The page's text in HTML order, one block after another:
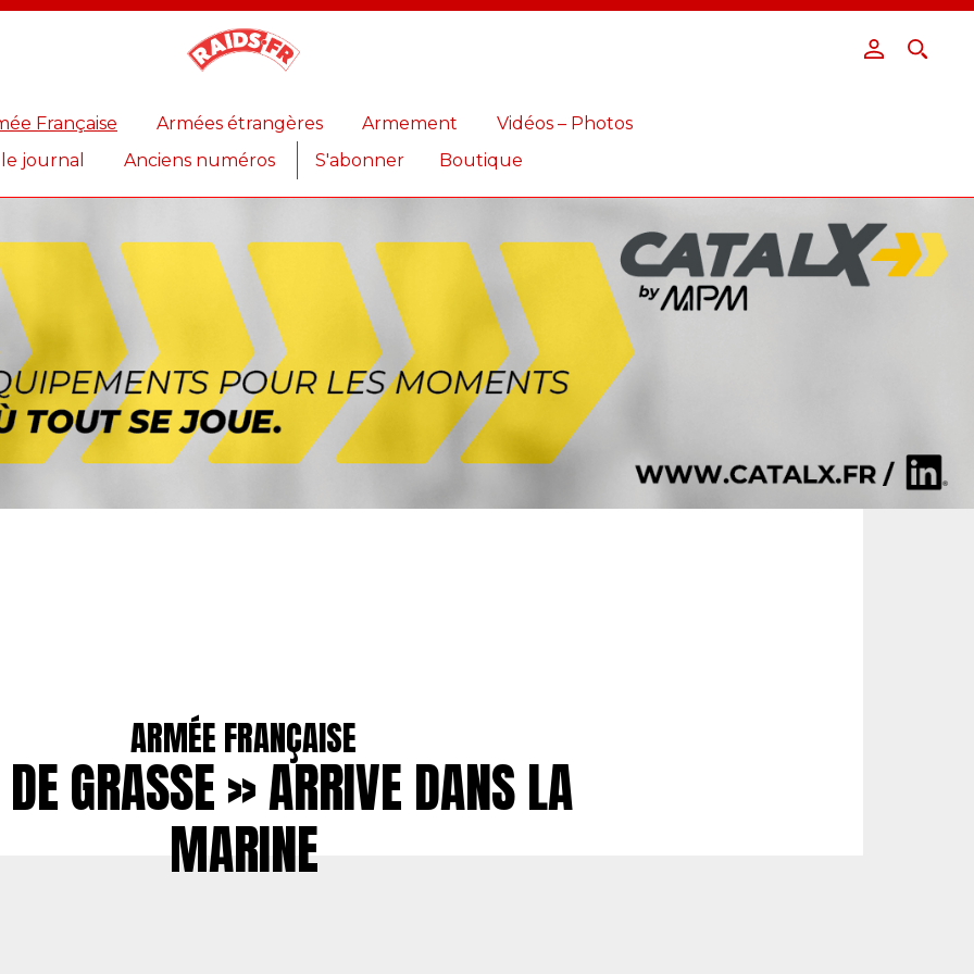
Française Armées étrangères Armement
Vidéos – Photos
journal
Anciens numéros S'abonner Boutique
ARMÉE FRANÇAISE
GRASSE » ARRIVE DANS LA
MARINE